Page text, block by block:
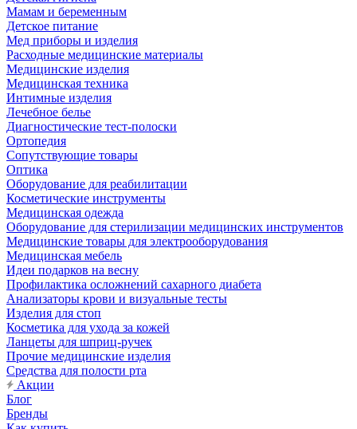
Мамам и беременным
Детское питание
Мед приборы и изделия
Расходные медицинские материалы
Медицинские изделия
Медицинская техника
Интимные изделия
Лечебное белье
Диагностические тест-полоски
Ортопедия
Сопутствующие товары
Оптика
Оборудование для реабилитации
Косметические инструменты
Медицинская одежда
Оборудование для стерилизации медицинских инструментов
Медицинские товары для электрооборудования
Медицинская мебель
Идеи подарков на весну
Профилактика осложнений сахарного диабета
Анализаторы крови и визуальные тесты
Изделия для стоп
Косметика для ухода за кожей
Ланцеты для шприц-ручек
Прочие медицинские изделия
Средства для полости рта
Акции
Блог
Бренды